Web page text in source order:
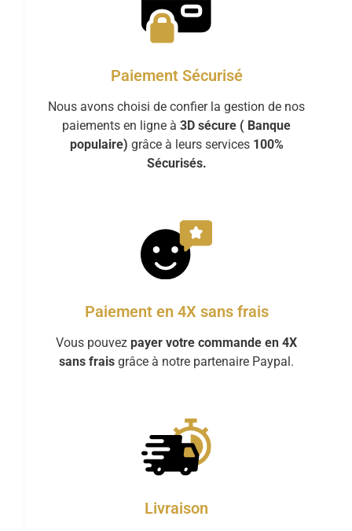
Paiement Sécurisé
Nous avons choisi de confier la gestion de nos
paiements en ligne à 3D sécure ( Banque
populaire) grâce à leurs services 100%
Sécurisés.
Paiement en 4X sans frais
Vous pouvez payer votre commande en 4X
sans frais grâce à notre partenaire Paypal.
Livraison